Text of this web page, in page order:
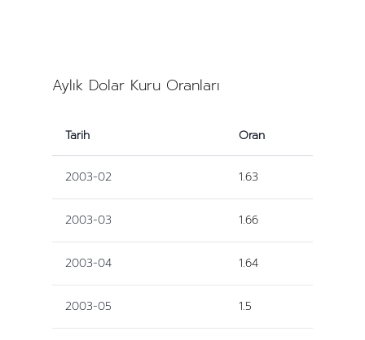
Aylık Dolar Kuru Oranları
Tarih Oran
2003-02 1.63
2003-03 1.66
2003-04 1.64
2003-05 1.5